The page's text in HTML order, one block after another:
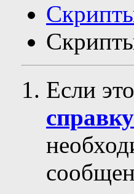
Если
справку